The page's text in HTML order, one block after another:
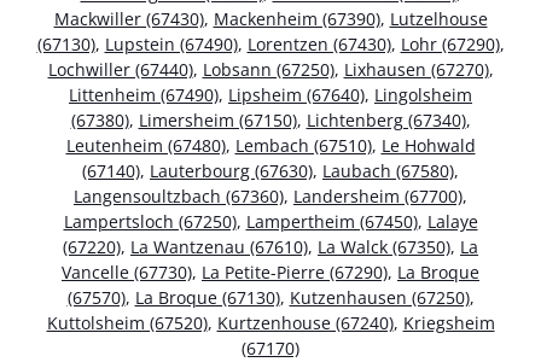
Mackwiller (67430), Mackenheim (67390), Lutzelhouse
(67130), Lupstein (67490), Lorentzen (67430), Lohr (67290),
Lochwiller (67440), Lobsann (67250), Lixhausen (67270),
Littenheim (67490), Lipsheim (67640), Lingolsheim
(67380), Limersheim (67150), Lichtenberg (67340),
Leutenheim (67480), Lembach (67510), Le Hohwald
(67140), Lauterbourg (67630), Laubach (67580),
Langensoultzbach (67360), Landersheim (67700),
Lampertsloch (67250), Lampertheim (67450), Lalaye
(67220), La Wantzenau (67610), La Walck (67350), La
Vancelle (67730), La Petite-Pierre (67290), La Broque
(67570), La Broque (67130), Kutzenhausen (67250),
Kuttolsheim (67520), Kurtzenhouse (67240), Kriegsheim
(67170)